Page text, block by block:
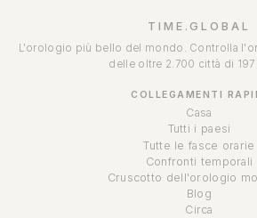
TIME.GLOBAL
L'orologio più bello del mondo. Controlla
delle oltre 2.700 città di 197
COLLEGAMENTI
Casa
Tutti i paesi
Tutte le fasce orarie
Confronti temporali
Cruscotto dell'orologio
Blog
Circa